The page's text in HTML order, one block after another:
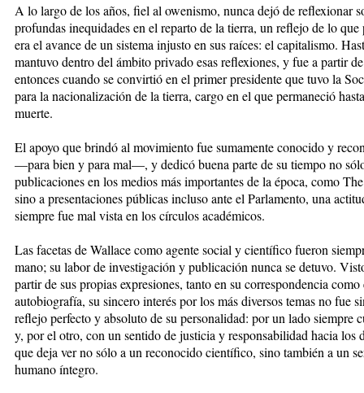
A lo largo de los años, fiel al owenismo, nunca dejó de reflexionar
profundas inequidades en el reparto de la tierra, un reflejo de lo que
era el avance de un sistema injusto en sus raíces: el capitalismo.
mantuvo dentro del ámbito privado esas reflexiones, y fue a partir de
entonces cuando se convirtió en el primer presidente que tuvo la
para la nacionalización de la tierra, cargo en el que permaneció
muerte.
El apoyo que brindó al movimiento fue sumamente conocido y
—para bien y para mal—, y dedicó buena parte de su tiempo no
publicaciones en los medios más importantes de la época, como
sino a presentaciones públicas incluso ante el Parlamento, una
siempre fue mal vista en los círculos académicos.
Las facetas de Wallace como agente social y científico fueron
mano; su labor de investigación y publicación nunca se detuvo.
partir de sus propias expresiones, tanto en su correspondencia como
autobiografía, su sincero interés por los más diversos temas no fue
reflejo perfecto y absoluto de su personalidad: por un lado siempre
y, por el otro, con un sentido de justicia y responsabilidad hacia los
que deja ver no sólo a un reconocido científico, sino también a un
humano íntegro.